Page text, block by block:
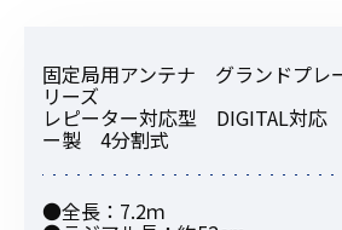
固定局用アンテナ グランドプレ
リーズ
レピーター対応型 DIGITAL対応
ー製 4分割式
●全長：7.2ｍ